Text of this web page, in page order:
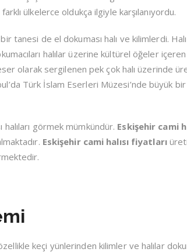
ülkelerce oldukça ilgiyle karşılanıyordu.
tanesi de el dokuması halı ve kilimlerdi.
halılar üzerine kültürel öğeler içeren
olarak sergilenen pek çok halı üzerinde
Türk İslam Eserleri Müzesi’nde büyük bir
görmek mümkündür. Eskişehir cami
Eskişehir cami halısı fiyatları
keçi yünlerinden kilimler ve halılar